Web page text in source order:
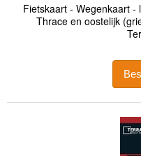
Fietskaart - Wegenkaart
Thrace en oostelijk